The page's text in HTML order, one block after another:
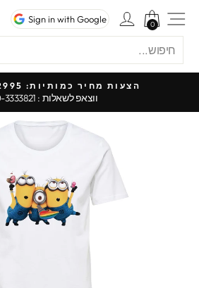
Sign in with Google
כניסה לחשבוןניווט באתר
0
0
עצור
מצגת
הצעות מחיר כמותיות: 054-5852995 /
ווצאפ לשאלות : 050-3333821